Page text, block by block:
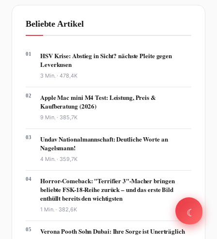
Beliebte Artikel
01
HSV Krise: Abstieg in Sicht? nächste Pleite gegen
Leverkusen
3 Min. ·478,4K
02
Apple Mac mini M4 Test: Leistung, Preis &
Kaufberatung (2026)
9 Min. · 385,7K
03
Undav Nationalmannschaft: Deutliche Worte an
Nagelsmann!
4 Min. · 359,7K
04
Horror-Comeback: "Terrifier 3"-Macher bringen
beliebte FSK-18-Reihe zurück – und das erste Bild
enthüllt bereits den wichtigsten
1 Min. · 382,6K
05 Verona Pooth Sohn Dubai: Ihre Sorge ist Unerträglich
☾
☾